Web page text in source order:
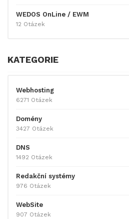
WEDOS OnLine / EWM
12 Otázek
KATEGORIE
Webhosting
6271 Otázek
Domény
3427 Otázek
DNS
1492 Otázek
Redakční systémy
976 Otázek
WebSite
907 Otázek